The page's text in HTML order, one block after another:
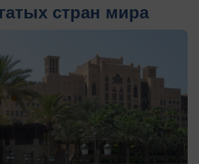
стран мира